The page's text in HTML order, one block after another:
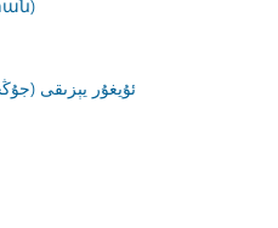
ئۇيغۇر يېزىقى